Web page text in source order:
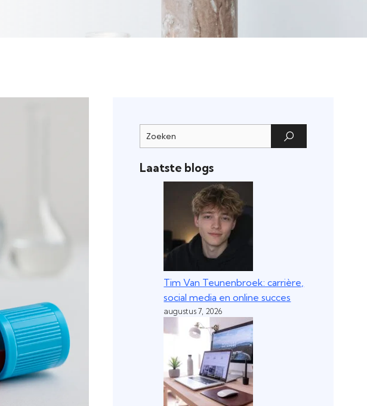
Laatste blogs
Tim Van Teunenbroek: carrière,
social media en online succes
augustus 7, 2026